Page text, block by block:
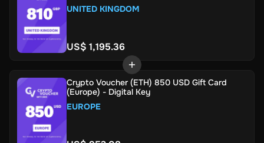
UNITED KINGDOM
US$ 1,195.36
Crypto Voucher (ETH) 850 USD Gift Card
(Europe) - Digital Key
EUROPE